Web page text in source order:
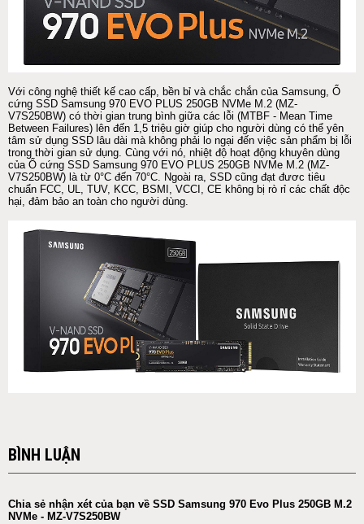
Với công nghệ thiết kế cao cấp, bền bỉ và chắc chắn của Samsung, Ổ
cứng SSD Samsung 970 EVO PLUS 250GB NVMe M.2 (MZ-
V7S250BW) có thời gian trung bình giữa các lỗi (MTBF - Mean Time
Between Failures) lên đến 1,5 triệu giờ giúp cho người dùng có thể yên
tâm sử dụng SSD lâu dài mà không phải lo ngại đến việc sản phẩm bị lỗi
trong thời gian sử dụng. Cùng với nó, nhiệt độ hoạt động khuyên dùng
của Ổ cứng SSD Samsung 970 EVO PLUS 250GB NVMe M.2 (MZ-
V7S250BW) là từ 0°C đến 70°C. Ngoài ra, SSD cũng đạt đươc tiêu
chuẩn FCC, UL, TUV, KCC, BSMI, VCCI, CE không bị rò rỉ các chất độc
hại, đảm bảo an toàn cho người dùng.
BÌNH LUẬN
Chia sẻ nhận xét của bạn về SSD Samsung 970 Evo Plus 250GB M.2
NVMe - MZ-V7S250BW